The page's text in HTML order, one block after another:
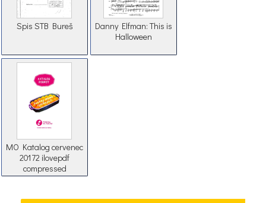
Spis STB Bureš
Danny Elfman: This is
Halloween
MO Katalog cervenec
20172 ilovepdf
compressed